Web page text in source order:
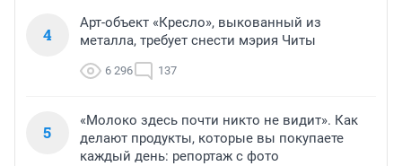
4
Арт-объект «Кресло», выкованный из
металла, требует снести мэрия Читы
6 296 137
5
«Молоко здесь почти никто не видит». Как
делают продукты, которые вы покупаете
каждый день: репортаж с фото